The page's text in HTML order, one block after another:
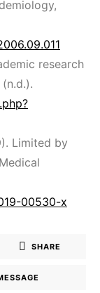
research
Limited by
00530-x
SHARE